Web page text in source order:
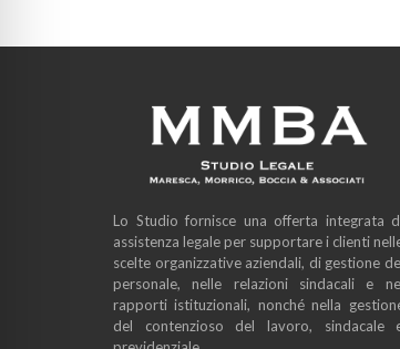
Lo Studio fornisce una offerta integrata
assistenza legale per supportare i clienti
scelte organizzative aziendali, di gestione
personale, nelle relazioni sindacali e
rapporti istituzionali, nonché nella
del contenzioso del lavoro, sindacale